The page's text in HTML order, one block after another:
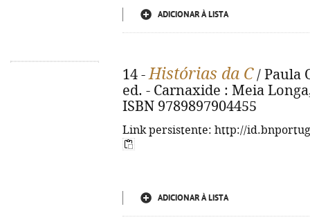
ADICIONAR À LISTA
14 -Histórias da C/ Paula
ed. - Carnaxide : Meia
ISBN 9789897904455
Link persistente: http://
ADICIONAR À LISTA